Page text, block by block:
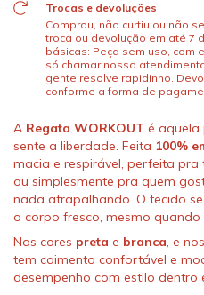
Trocas e devoluções
Comprou, não curtiu ou não
troca ou devolução em até 7
básicas: Peça sem uso, com
só chamar nosso
gente resolve rapidinho.
conforme a forma de
A Regata WORKOUT é aquela
sente a liberdade. Feita 100%
macia e respirável, perfeita pra
ou simplesmente pra quem
nada atrapalhando. O tecido
o corpo fresco, mesmo
Nas cores preta e branca, e
tem caimento confortável e
desempenho com estilo dentro